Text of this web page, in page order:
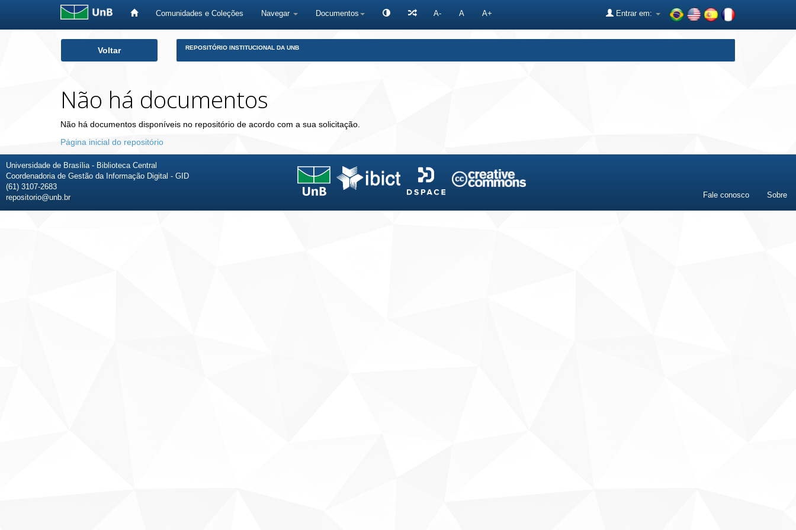
Comunidades e Coleções Navegar Documentos A- A A+ Entrar em:
Voltar REPOSITÓRIO INSTITUCIONAL DA UNB
Não há documentos
Não há documentos disponíveis no repositório de acordo com a sua solicitação.
Página inicial do repositório
Universidade de Brasília - Biblioteca Central
Coordenadoria de Gestão da Informação Digital - GID
(61) 3107-2683
repositorio@unb.br
Fale conosco Sobre